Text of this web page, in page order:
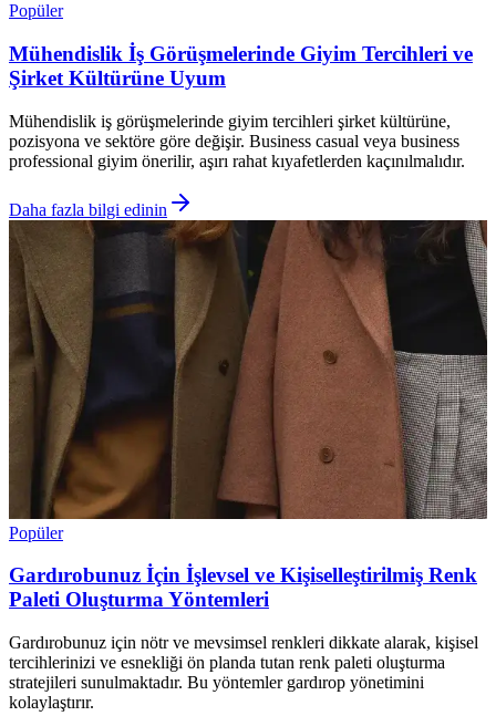
Popüler
Mühendislik İş Görüşmelerinde Giyim Tercihleri ve
Şirket Kültürüne Uyum
Mühendislik iş görüşmelerinde giyim tercihleri şirket kültürüne,
pozisyona ve sektöre göre değişir. Business casual veya business
professional giyim önerilir, aşırı rahat kıyafetlerden kaçınılmalıdır.
Daha fazla bilgi edinin
Popüler
Gardırobunuz İçin İşlevsel ve Kişiselleştirilmiş Renk
Paleti Oluşturma Yöntemleri
Gardırobunuz için nötr ve mevsimsel renkleri dikkate alarak, kişisel
tercihlerinizi ve esnekliği ön planda tutan renk paleti oluşturma
stratejileri sunulmaktadır. Bu yöntemler gardırop yönetimini
kolaylaştırır.